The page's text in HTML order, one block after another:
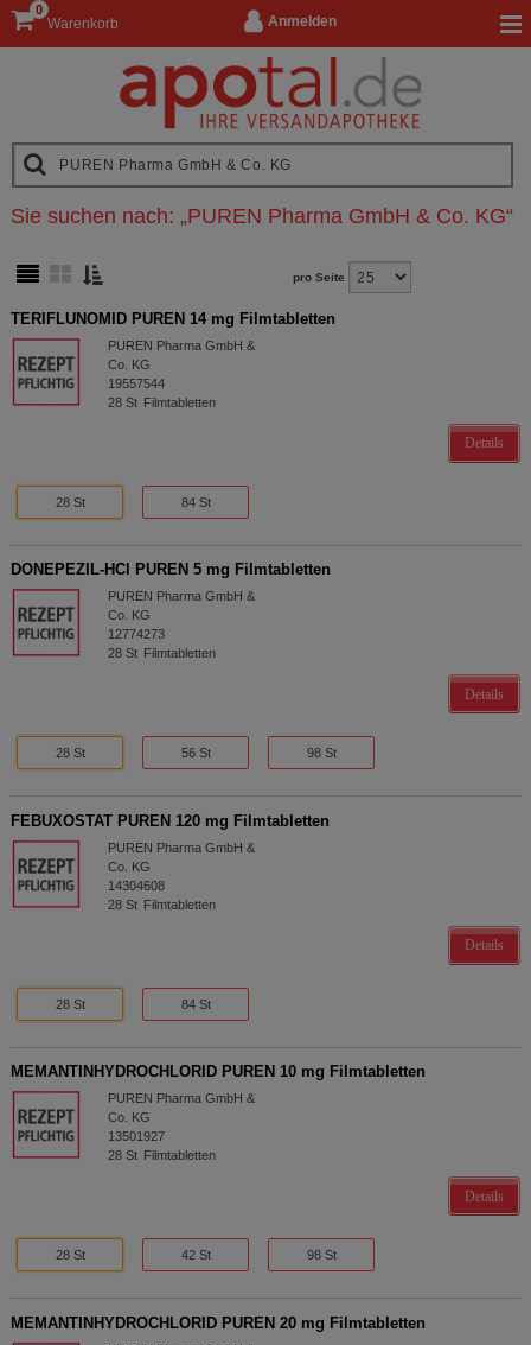
Anmelden
Warenkorb
0
Sie suchen nach: „PUREN Pharma GmbH & Co. KG“
pro Seite
TERIFLUNOMID PUREN 14 mg Filmtabletten
PUREN Pharma GmbH &
Co. KG
19557544
28 St Filmtabletten
Details
28 St 84 St
DONEPEZIL-HCl PUREN 5 mg Filmtabletten
PUREN Pharma GmbH &
Co. KG
12774273
28 St Filmtabletten
Details
28 St 56 St 98 St
FEBUXOSTAT PUREN 120 mg Filmtabletten
PUREN Pharma GmbH &
Co. KG
14304608
28 St Filmtabletten
Details
28 St 84 St
MEMANTINHYDROCHLORID PUREN 10 mg Filmtabletten
PUREN Pharma GmbH &
Co. KG
13501927
28 St Filmtabletten
Details
28 St 42 St 98 St
MEMANTINHYDROCHLORID PUREN 20 mg Filmtabletten